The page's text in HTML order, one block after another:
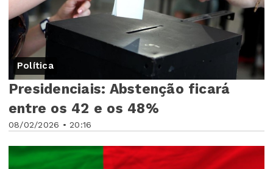
Política
08/02/2026 • 20:16
Presidenciais: Abstenção ficará
entre os 42 e os 48%